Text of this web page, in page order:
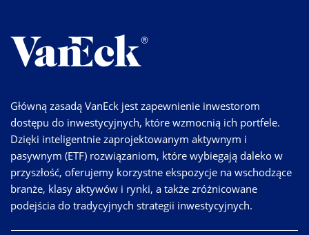
Główną zasadą VanEck jest zapewnienie inwestorom
dostępu do inwestycyjnych, które wzmocnią ich portfele.
Dzięki inteligentnie zaprojektowanym aktywnym i
pasywnym (ETF) rozwiązaniom, które wybiegają daleko w
przyszłość, oferujemy korzystne ekspozycje na wschodzące
branże, klasy aktywów i rynki, a także zróżnicowane
podejścia do tradycyjnych strategii inwestycyjnych.